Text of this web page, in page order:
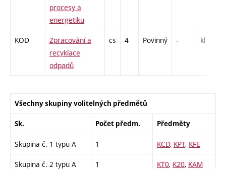
procesy a
energetiku
KOD
Zpracování a
recyklace
odpadů
cs 4 Povinný - kl
Všechny skupiny volitelných předmětů
Sk. Počet předm. Předměty
Skupina č. 1 typu A 1 KCD, KPT, KFE
Skupina č. 2 typu A 1 KT0, K20, KAM